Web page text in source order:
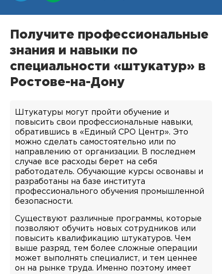
Получите профессиональные
знания и навыки по
специальности «штукатур» в
Ростове-на-Дону
Штукатуры могут пройти обучение и
повысить свои профессиональные навыки,
обратившись в «Единый СРО Центр». Это
можно сделать самостоятельно или по
направлению от организации. В последнем
случае все расходы берет на себя
работодатель. Обучающие курсы освонавы и
разработаны на базе института
профессионального обучения промышленной
безопасности.
Существуют различные программы, которые
позволяют обучить новых сотрудников или
повысить квалификацию штукатуров. Чем
выше разряд, тем более сложные операции
может выполнять специалист, и тем ценнее
он на рынке труда. Именно поэтому имеет